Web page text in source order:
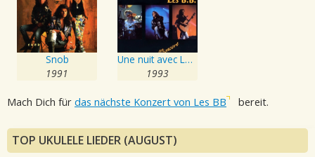
Snob
1991
Une nuit avec Les B.B.
1993
Mach Dich für das nächste Konzert von Les BB bereit.
TOP UKULELE LIEDER (AUGUST)